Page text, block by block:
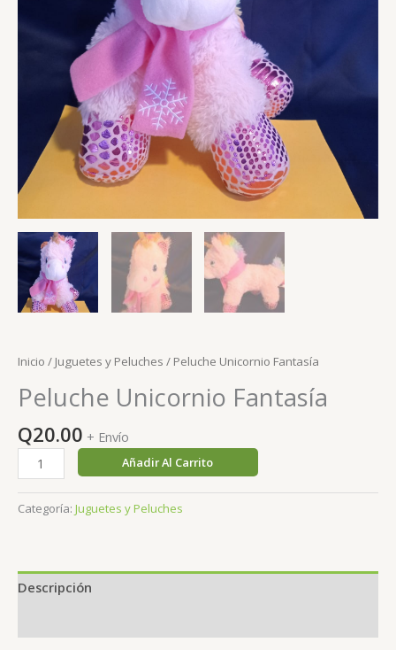
Inicio / Juguetes y Peluches / Peluche Unicornio Fantasía
Peluche Unicornio Fantasía
Q20.00 + Envío
Peluche
Unicornio
Fantasía
cantidad
Añadir Al Carrito
Categoría: Juguetes y Peluches
Descripción